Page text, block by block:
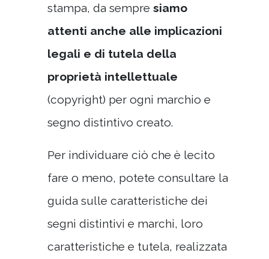
stampa, da sempre siamo
attenti anche alle implicazioni
legali e di tutela della
proprietà intellettuale
(copyright) per ogni marchio e
segno distintivo creato.
Per individuare ciò che è lecito
fare o meno, potete consultare la
guida sulle caratteristiche dei
segni distintivi e marchi, loro
caratteristiche e tutela, realizzata